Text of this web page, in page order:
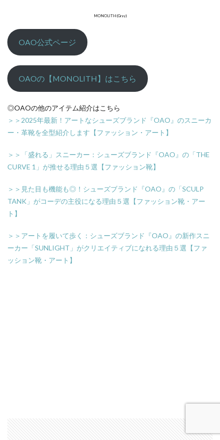
MONOLITH (Gray)
OAO公式ページ
OAOの【MONOLITH】はこちら
◎OAOの他のアイテム紹介はこちら
＞＞2025年最新！アートなシューズブランド『OAO』のスニーカ
ー・革靴を全型紹介します【ファッション・アート】
＞＞「盛れる」スニーカー：シューズブランド『OAO』の「THE
CURVE 1」が推せる理由５選【ファッション靴】
＞＞見た目も機能も◎！シューズブランド『OAO』の「SCULP
TANK」がコーデの主役になる理由５選【ファッション靴・アー
ト】
＞＞アートを履いて歩く：シューズブランド『OAO』の新作スニ
ーカー「SUNLIGHT」がクリエイティブになれる理由５選【ファ
ッション靴・アート】